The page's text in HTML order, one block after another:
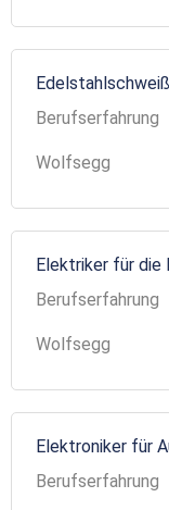
Berufserfahrung
Wolfsegg
Elektriker für
Berufserfahrung
Wolfsegg
Elektroniker für
Berufserfahrung